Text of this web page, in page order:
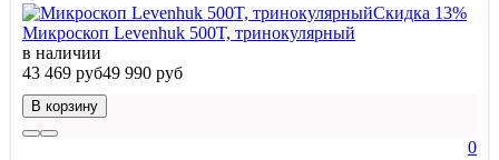
Скидка 13%
Микроскоп Levenhuk 500T, тринокулярный
в наличии
43 469 руб49 990 руб
В корзину
0